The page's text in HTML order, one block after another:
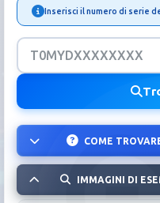
Inserisci il numero di serie
COME
IMMAGINI DI